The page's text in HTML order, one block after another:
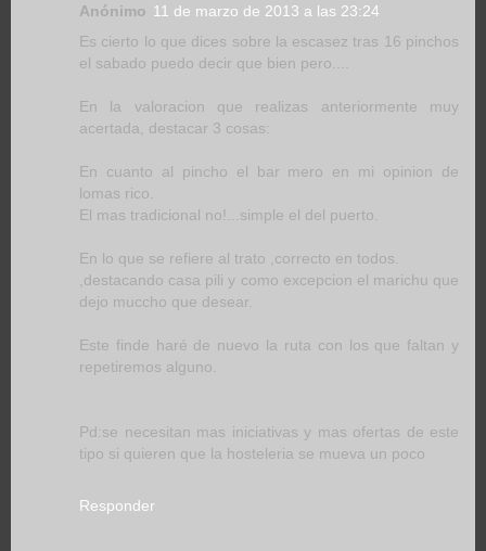
Anónimo 11 de marzo de 2013 a las 23:24
Es cierto lo que dices sobre la escasez tras 16 pinchos
el sabado puedo decir que bien pero....
En la valoracion que realizas anteriormente muy
acertada, destacar 3 cosas:
En cuanto al pincho el bar mero en mi opinion de
lomas rico.
El mas tradicional no!...simple el del puerto.
En lo que se refiere al trato ,correcto en todos.
,destacando casa pili y como excepcion el marichu que
dejo muccho que desear.
Este finde haré de nuevo la ruta con los que faltan y
repetiremos alguno.
Pd:se necesitan mas iniciativas y mas ofertas de este
tipo si quieren que la hosteleria se mueva un poco
Responder